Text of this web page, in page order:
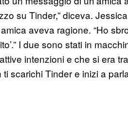
su Tinder,” diceva.
aveva ragione. “Ho
I due sono stati in
intenzioni e che si era
ti scarichi Tinder e inizi a